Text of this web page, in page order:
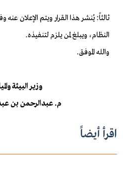
ثالثاً: يُنشر هذا القرار ويتم الإعلان عنه
النظام، ويبلغ لمن يلزم لتنفيذه.
والله الموفق.
وزير البيئة
م. عبدالرحمن بن
اقرأ أيضاً